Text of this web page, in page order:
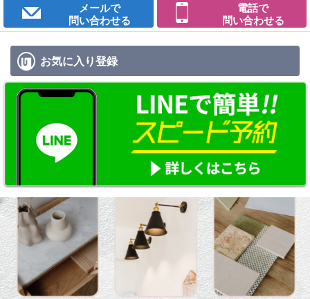
メールで
問い合わせる
電話で
問い合わせる
お気に入り登録